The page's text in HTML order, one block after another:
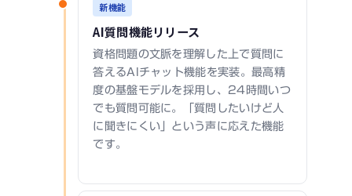
新機能
AI質問機能リリース
資格問題の文脈を理解した上で質問に
答えるAIチャット機能を実装。最高精
度の基盤モデルを採用し、24時間いつ
でも質問可能に。「質問したいけど人
に聞きにくい」という声に応えた機能
です。